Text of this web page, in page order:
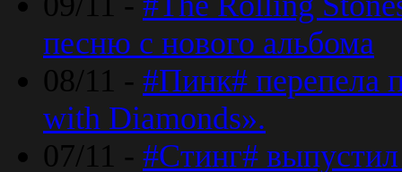
песню с нового альбома
08/11 - #Пинк# перепела
with Diamonds».
07/11 - #Стинг#